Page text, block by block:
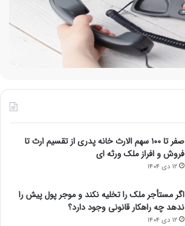
صفر تا ۱۰۰ سهم الارث خانه پدری از تقسیم ارث تا
فروش و افراز ملک ورثه ای
۱۲ دی ۱۴۰۴
اگر مستأجر ملک را تخلیه نکند و موجر پول پیش را
ندهد چه راهکار قانونی وجود دارد؟
۱۲ دی ۱۴۰۴